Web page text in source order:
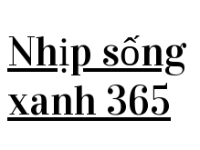
Nhịp sống
xanh 365